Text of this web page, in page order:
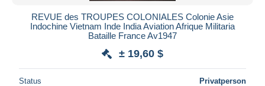
REVUE des TROUPES COLONIALES Colonie Asie
Indochine Vietnam Inde India Aviation Afrique Militaria
Bataille France Av1947
± 19,60 $
Status Privatperson